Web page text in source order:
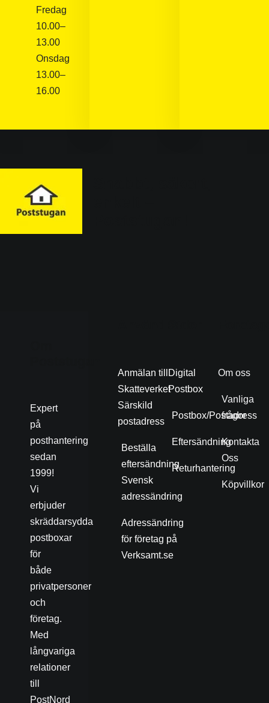
Fredag
10.00–
13.00
Onsdag
13.00–
16.00
Expert
på
posthantering
sedan
1999!
Vi
erbjuder
skräddarsydda
postboxar
för
både
privatpersoner
och
företag.
Med
långvariga
relationer
till
PostNord
Anmälan till
Skatteverket
Särskild
postadress
Beställa
eftersändning
Svensk
adressändring
Adressändring
för företag på
Verksamt.se
Digital
Postbox
Postbox/Postadress
Eftersändning
Returhantering
Om oss
Vanliga
frågor
Kontakta
Oss
Köpvillkor